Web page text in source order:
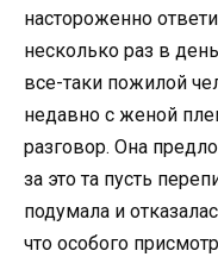
настороженно
несколько раз в
все-таки пожилой
недавно с женой
разговор. Она
за это та пусть
подумала и
что особого